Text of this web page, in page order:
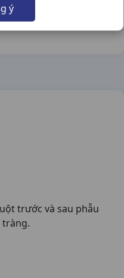
ý
trước và sau phẫu
tràng.